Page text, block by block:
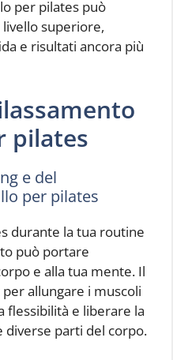
per pilates può
superiore,
e risultati ancora più
pilates
e del
per pilates
durante la tua routine
può portare
e alla tua mente. Il
allungare i muscoli
flessibilità e liberare la
diverse parti del corpo.